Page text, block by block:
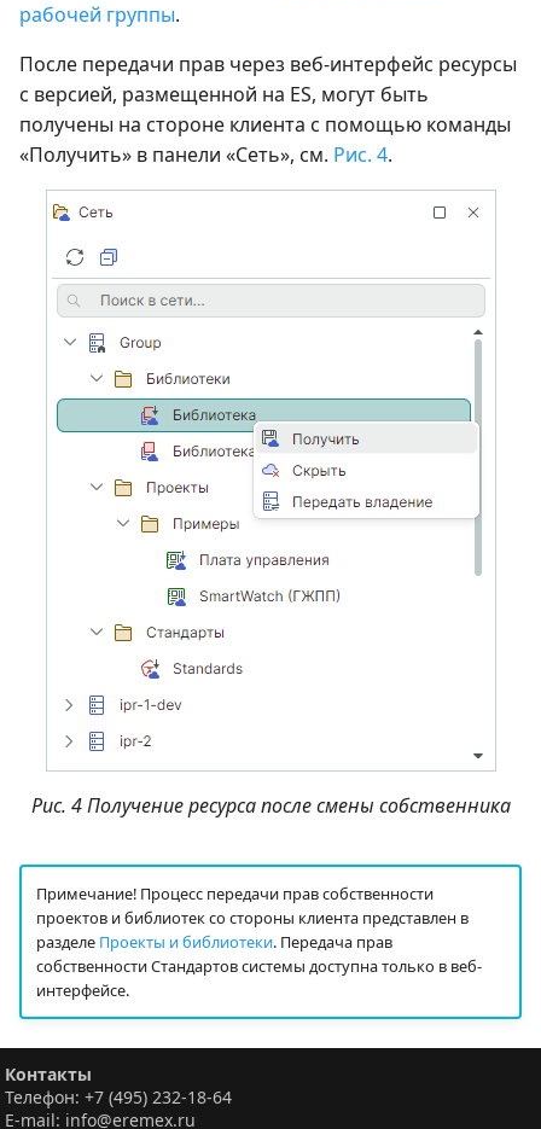
рабочей группы.
После передачи прав через веб-интерфейс ресурсы
с версией, размещенной на ES, могут быть
получены на стороне клиента с помощью команды
«Получить» в панели «Сеть», см. Рис. 4.
Рис. 4 Получение ресурса после смены собственника
Примечание! Процесс передачи прав собственности
проектов и библиотек со стороны клиента представлен в
разделе Проекты и библиотеки. Передача прав
собственности Стандартов системы доступна только в веб-
интерфейсе.
Контакты
Телефон: +7 (495) 232-18-64
E-mail: info@eremex.ru